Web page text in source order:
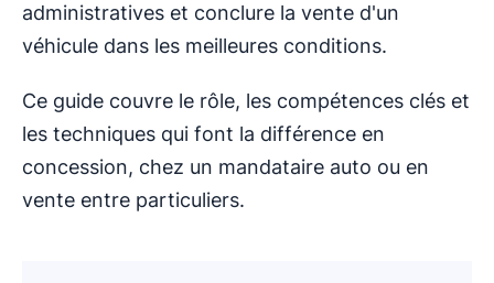
administratives et conclure la vente d'un
véhicule dans les meilleures conditions.
Ce guide couvre le rôle, les compétences clés et
les techniques qui font la différence en
concession, chez un mandataire auto ou en
vente entre particuliers.